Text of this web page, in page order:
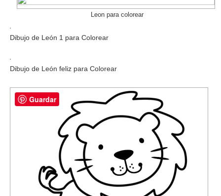
Leon para colorear
Dibujo de León 1 para Colorear
Dibujo de León feliz para Colorear
Guardar